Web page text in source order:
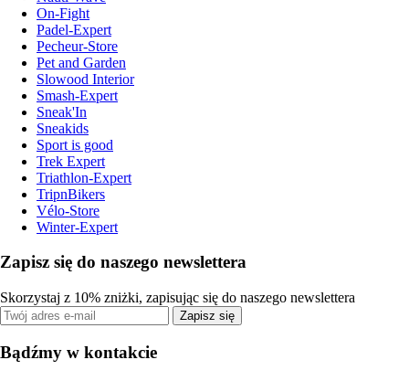
On-Fight
Padel-Expert
Pecheur-Store
Pet and Garden
Slowood Interior
Smash-Expert
Sneak'In
Sneakids
Sport is good
Trek Expert
Triathlon-Expert
TripnBikers
Vélo-Store
Winter-Expert
Zapisz się do naszego newslettera
Skorzystaj z 10% zniżki, zapisując się do naszego newslettera
Zapisz się
Bądźmy w kontakcie